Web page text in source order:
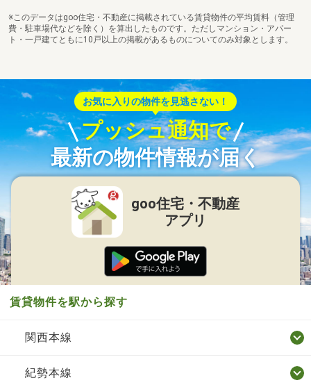
※このデータはgoo住宅・不動産に掲載されている賃貸物件の平均賃料（管理
費・駐車場代などを除く）を算出したものです。ただしマンション・アパー
ト・一戸建てともに10戸以上の掲載があるものについてのみ対象とします。
お気に入りの物件を見逃さない！
プッシュ通知で
最新の物件情報が届く
goo住宅・不動産
アプリ
賃貸物件を駅から探す
関西本線
紀勢本線